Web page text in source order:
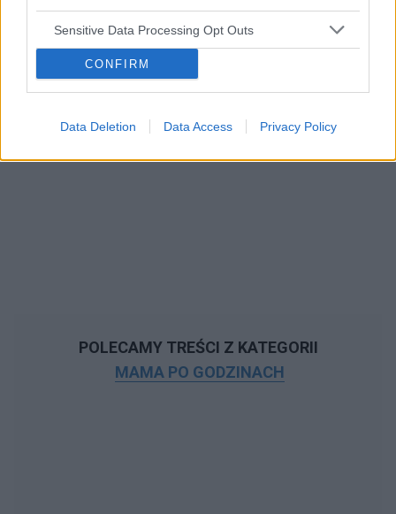
Sensitive Data Processing Opt Outs
CONFIRM
Data Deletion Data Access Privacy Policy
POLECAMY TREŚCI Z KATEGORII
MAMA PO GODZINACH